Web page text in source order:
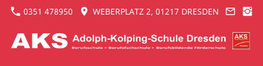
0351 478950 WEBERPLATZ 2, 01217 DRESDEN